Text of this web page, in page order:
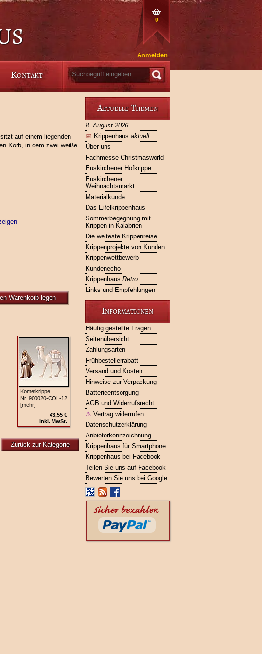
0
Anmelden
Kontakt
Aktuelle Themen
8. August 2026
📅 Krippenhaus aktuell
Über uns
Fachmesse Christmasworld
Euskirchener Hofkrippe
Euskirchener
Weihnachtsmarkt
Materialkunde
Das Eifelkrippenhaus
Sommerbegegnung mit
Krippen in Kalabrien
Die weiteste Krippenreise
Krippenprojekte von Kunden
Krippenwettbewerb
Kundenecho
Krippenhaus Retro
Links und Empfehlungen
Informationen
Häufig gestellte Fragen
Seitenübersicht
Zahlungsarten
Frühbestellerrabatt
Versand und Kosten
Hinweise zur Verpackung
Batterieentsorgung
AGB und Widerrufsrecht
⚠ Vertrag widerrufen
Datenschutzerklärung
Anbieterkennzeichnung
Krippenhaus für Smartphone
Krippenhaus bei Facebook
Teilen Sie uns auf Facebook
Bewerten Sie uns bei Google
auf einem liegenden
Korb, in dem zwei weiße
Warenkorb legen
Kometkrippe
Nr. 900020‑COL‑12
[mehr]
43,55 €
inkl. MwSt.
Zurück zur Kategorie